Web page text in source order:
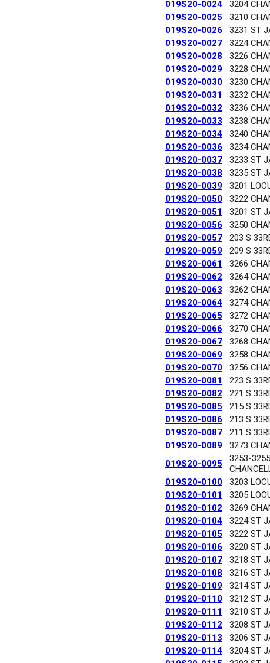
019S20-0024
3204
019S20-0025
3210
019S20-0026
3231 ST
019S20-0027
3224
019S20-0028
3226
019S20-0029
3228
019S20-0030
3230
019S20-0031
3232
019S20-0032
3236
019S20-0033
3238
019S20-0034
3240
019S20-0036
3234
019S20-0037
3233 ST
019S20-0038
3235 ST
019S20-0039
3201
019S20-0050
3222
019S20-0051
3201 ST
019S20-0056
3250
019S20-0057
203 S
019S20-0059
209 S
019S20-0061
3266
019S20-0062
3264
019S20-0063
3262
019S20-0064
3274
019S20-0065
3272
019S20-0066
3270
019S20-0067
3268
019S20-0069
3258
019S20-0070
3256
019S20-0081
223 S
019S20-0082
221 S
019S20-0085
215 S
019S20-0086
213 S
019S20-0087
211 S
019S20-0089
3273
019S20-0095
3253-3255
019S20-0100
3203
019S20-0101
3205
019S20-0102
3269
019S20-0104
3224 ST
019S20-0105
3222 ST
019S20-0106
3220 ST
019S20-0107
3218 ST
019S20-0108
3216 ST
019S20-0109
3214 ST
019S20-0110
3212 ST
019S20-0111
3210 ST
019S20-0112
3208 ST
019S20-0113
3206 ST
019S20-0114
3204 ST